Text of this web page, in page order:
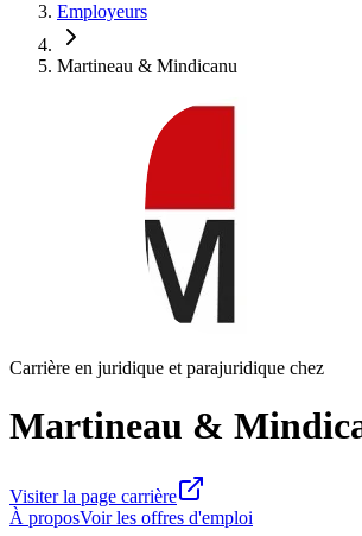
Employeurs
Martineau & Mindicanu
Carrière en juridique et parajuridique chez
Martineau &
Visiter la page carrière
À proposVoir les offres d'emploi